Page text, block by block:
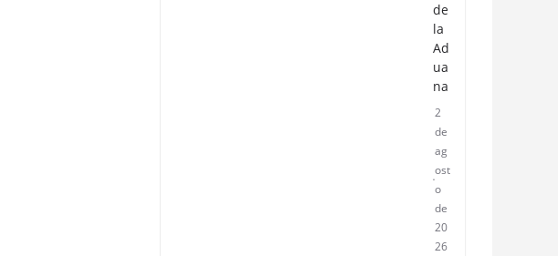
de
la
Ad
ua
na
2
de
ag
ost
o
de
20
26